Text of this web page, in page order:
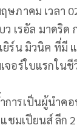
ภาคม เวลา
ว เรอัล มาดริด
ยิร์น มิวนิค ที่มี
จอร์ใบแรกในชี
การเป็นผู้นำค
แชมเปียนส์ ลีก